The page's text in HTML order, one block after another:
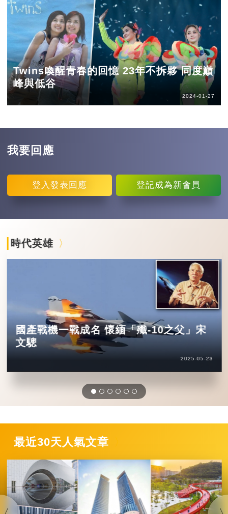
Twins喚醒青春的回憶 23年不拆夥 同度巔
峰與低谷
2024-01-27
我要回應
登入 發表回應 登記成為新會員
時代英雄
國產戰機一戰成名 懷緬「殲-10之父」宋
文驄
2025-05-23
最近30天人氣文章